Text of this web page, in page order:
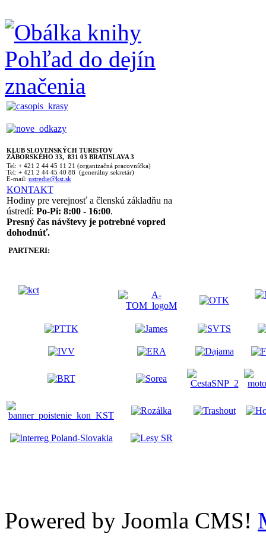
KLUB SLOVENSKÝCH TURISTOV
ZÁBORSKÉHO 33, 831 03 BRATISLAVA 3
Tel: + 421 2 44 45 11 21 (organizačná pracovníčka)
Tel: + 421 2 44 45 40 88 (generálny sekretár)
E-mail: ustredie@kst.sk
KONTAKT
Hodiny pre verejnosť a členskú základňu na
ústredí: Po-Pi: 8:00 - 16:00.
Presný čas návštevy je potrebné vopred
dohodnúť.
PARTNERI:
Powered by Joomla CMS!